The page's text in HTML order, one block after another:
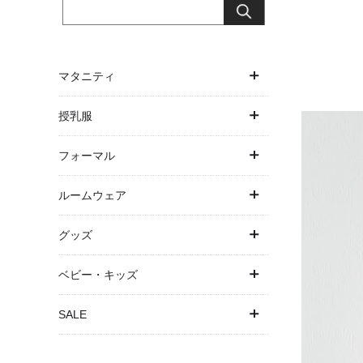
マタニティ
ワンピース
トップス
ボトムス
アウター
パジャマ
授乳服
ワンピース
トップス
授乳ケープ一体型
パジャマ
フォーマル
ワンピース・ドレス
パンツドレス
お宮参り
結婚式・お呼ばれ
ルームウェア
パジャマ
バスローブ
グッズ
抱っこ紐・ヒップシート
授乳ケープ
ベビー・キッズ
ベビー
SALE